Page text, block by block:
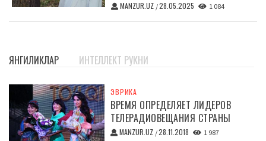
MANZUR.UZ /28.05.2025 1 084
ЯНГИЛИКЛАР ИНТЕЛЛЕКТ РУКНИ
ЭВРИКА
ВРЕМЯ ОПРЕДЕЛЯЕТ ЛИДЕРОВ
ТЕЛЕРАДИОВЕЩАНИЯ СТРАНЫ
MANZUR.UZ /28.11.2018 1 987